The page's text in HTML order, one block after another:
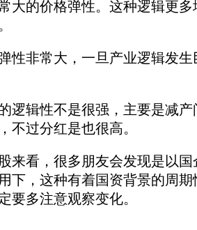
大的价格弹性。这种逻辑更
非常大，一旦产业逻辑发生
辑性不是很强，主要是减产
不过分红是也很高。
看，很多朋友会发现是以国
下，这种有着国资背景的周
要多注意观察变化。